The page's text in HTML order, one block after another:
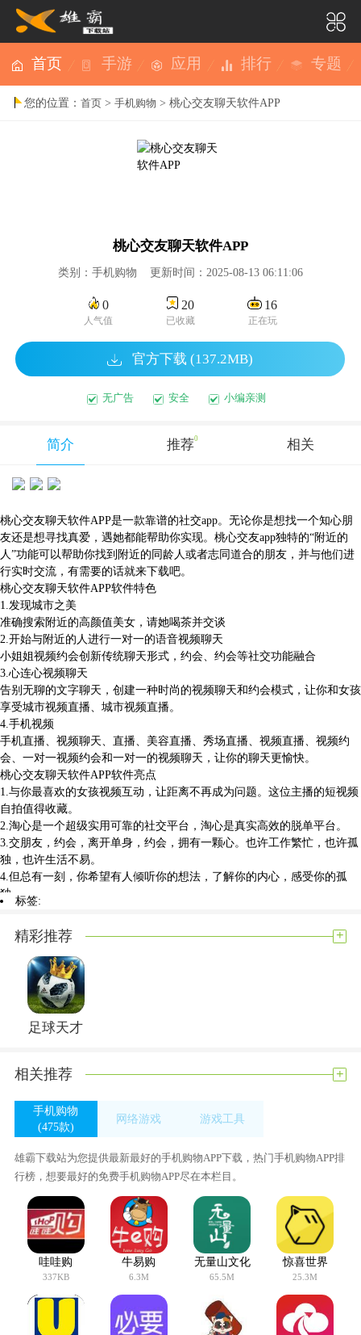
首页 手游 应用 排行 专题
您的位置：首页 >手机购物 > 桃心交友聊天软件APP
桃心交友聊天软件APP
类别：手机购物 更新时间：2025-08-13 06:11:06
0
人气值
20
已收藏
16
正在玩
官方下载 (137.2MB)
无广告 安全 小编亲测
简介 推荐0 相关
桃心交友聊天软件APP是一款靠谱的社交app。无论你是想找一个知心朋
友还是想寻找真爱，遇她都能帮助你实现。桃心交友app独特的“附近的
人”功能可以帮助你找到附近的同龄人或者志同道合的朋友，并与他们进
行实时交流，有需要的话就来下载吧。
桃心交友聊天软件APP软件特色
1.发现城市之美
准确搜索附近的高颜值美女，请她喝茶并交谈
2.开始与附近的人进行一对一的语音视频聊天
小姐姐视频约会创新传统聊天形式，约会、约会等社交功能融合
3.心连心视频聊天
告别无聊的文字聊天，创建一种时尚的视频聊天和约会模式，让你和女孩
享受城市视频直播、城市视频直播。
4.手机视频
手机直播、视频聊天、直播、美容直播、秀场直播、视频直播、视频约
会、一对一视频约会和一对一的视频聊天，让你的聊天更愉快。
桃心交友聊天软件APP软件亮点
1.与你最喜欢的女孩视频互动，让距离不再成为问题。这位主播的短视频
自拍值得收藏。
2.淘心是一个超级实用可靠的社交平台，淘心是真实高效的脱单平台。
3.交朋友，约会，离开单身，约会，拥有一颗心。也许工作繁忙，也许孤
独，也许生活不易。
4.但总有一刻，你希望有人倾听你的想法，了解你的内心，感受你的孤
独。
桃心交友聊天软件APP软件点评
桃心交友聊天软件APP是一款全面的交友互动app。桃心交友app提供了大
量的话题和圈子，让你可以根据兴趣爱好来选择相应的话题或圈子。
标签:
精彩推荐 +
足球天才
相关推荐 +
手机购物
(475款)
网络游戏
游戏工具
雄霸下载站为您提供最新最好的手机购物APP下载，热门手机购物APP排
行榜，想要最好的免费手机购物APP尽在本栏目。
哇哇购
337KB
牛易购
6.3M
无量山文化
65.5M
惊喜世界
25.3M